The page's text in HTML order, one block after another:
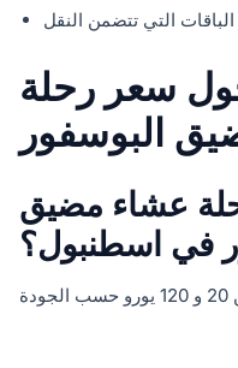
الباقات التي تتضمن النقل
سعر رحلة
البوسفور
عشاء مضيق
في اسطنبول؟